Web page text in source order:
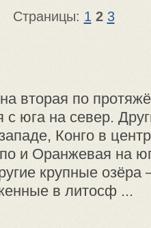
Страницы: 1 2 3
вторая по
юга на север.
Конго в
и Оранжевая на
крупные
в литосф ...